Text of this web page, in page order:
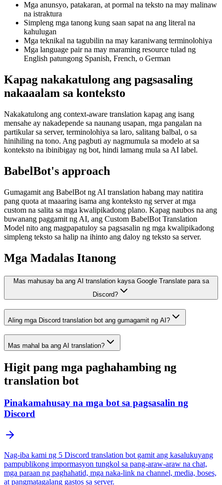
Mga anunsyo, patakaran, at pormal na teksto na may malinaw
na istraktura
Simpleng mga tanong kung saan sapat na ang literal na
kahulugan
Mga teknikal na tagubilin na may karaniwang terminolohiya
Mga language pair na may maraming resource tulad ng
English patungong Spanish, French, o German
Kapag nakakatulong ang pagsasaling
nakaaalam sa konteksto
Nakakatulong ang context-aware translation kapag ang isang
mensahe ay nakadepende sa naunang usapan, mga pangalan na
partikular sa server, terminolohiya sa laro, salitang balbal, o sa
hinihiling na tono. Ang pagbuti ay nagmumula sa modelo at sa
konteksto na ibinibigay ng bot, hindi lamang mula sa AI label.
BabelBot's approach
Gumagamit ang BabelBot ng AI translation habang may natitira
pang quota at maaaring isama ang konteksto ng server at mga
custom na salita sa mga kwalipikadong plano. Kapag naubos na ang
buwanang paggamit ng AI, ang Custom BabelBot Translation
Model nito ang magpapatuloy sa pagsasalin ng mga kwalipikadong
simpleng teksto sa halip na ihinto ang daloy ng teksto sa server.
Mga Madalas Itanong
Mas mahusay ba ang AI translation kaysa Google Translate para sa
Discord?
Aling mga Discord translation bot ang gumagamit ng AI?
Mas mahal ba ang AI translation?
Higit pang mga paghahambing ng
translation bot
Pinakamahusay na mga bot sa pagsasalin ng
Discord
Nag-iba kami ng 5 Discord translation bot gamit ang kasalukuyang
pampublikong impormasyon tungkol sa pang-araw-araw na chat,
mga paraan ng paghahatid, mga naka-link na channel, media, boses,
at pangmatagalang gastos sa server.